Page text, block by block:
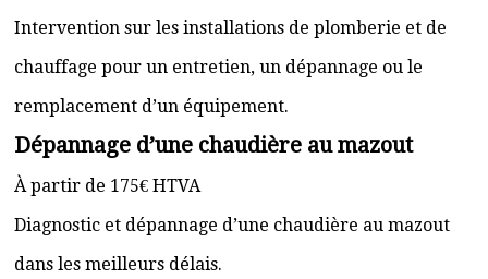
Intervention sur les installations de plomberie et de
chauffage pour un entretien, un dépannage ou le
remplacement d’un équipement.
Dépannage d’une chaudière au mazout
À partir de 175€ HTVA
Diagnostic et dépannage d’une chaudière au mazout
dans les meilleurs délais.